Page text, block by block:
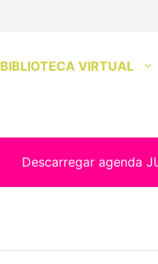
BIBLIOTECA VIRTUAL
Descarregar agenda